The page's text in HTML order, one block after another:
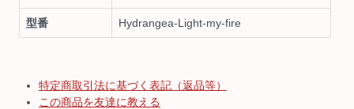
型番 Hydrangea-Light-my-fire
特定商取引法に基づく表記（返品等）
この商品を友達に教える